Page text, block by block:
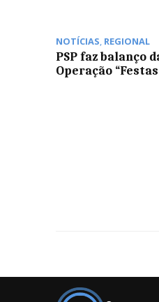
NOTÍCIAS, REGIONAL
PSP faz balanço
Operação